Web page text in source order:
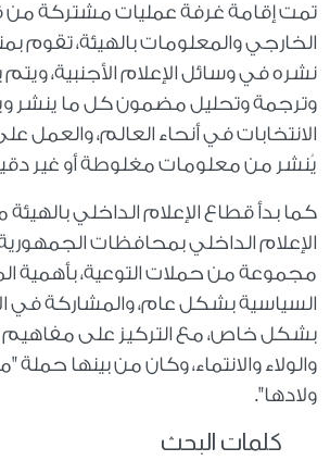
تمت إقامة غرفة عمليات مشتركة من
الخارجي والمعلومات بالهيئة، تقوم
نشره في وسائل الإعلام الأجنبية،
وترجمة وتحليل مضمون كل ما ينشر
الانتخابات في أنحاء العالم، والعمل
يُنشر من معلومات مغلوطة أو غير
كما بدأ قطاع الإعلام الداخلي
الإعلام الداخلي بمحافظات
مجموعة من حملات التوعية، بأهمية
السياسية بشكل عام، والمشاركة في
بشكل خاص، مع التركيز على مفاهيم
والولاء والانتماء، وكان من بينها
ولادها".
كلمات البحث